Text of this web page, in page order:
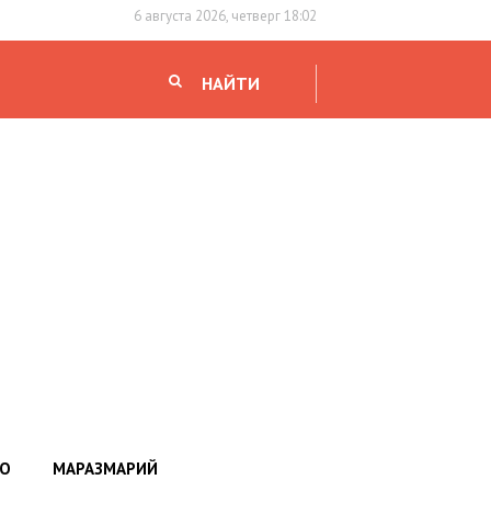
6 августа 2026, четверг 18:02
НАЙТИ
МАРАЗМАРИЙ